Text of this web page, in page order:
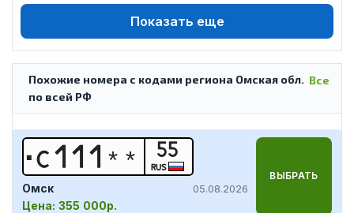
Показать еще
Все
Похожие номера с кодами региона Омская обл.
по всей РФ
С 1 1 1 * * 55
RUS
Омск 05.08.2026
Цена: 355 000р.
ВЫБРАТЬ